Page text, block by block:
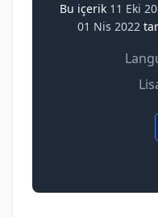
Bu içerik 11 Eki
01 Nis 2022